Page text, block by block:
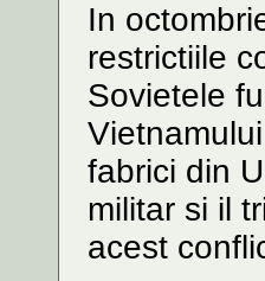
In
restrictiile
Sovietele
fabrici din
militar si il
acest